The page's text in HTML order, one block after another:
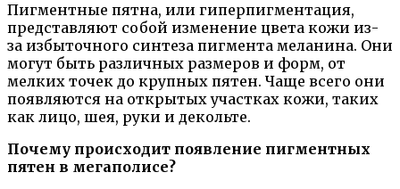
Пигментные пятна, или гиперпигментация,
представляют собой изменение цвета кожи из-
за избыточного синтеза пигмента меланина. Они
могут быть различных размеров и форм, от
мелких точек до крупных пятен. Чаще всего они
появляются на открытых участках кожи, таких
как лицо, шея, руки и декольте.
Почему происходит появление пигментных
пятен в мегаполисе?